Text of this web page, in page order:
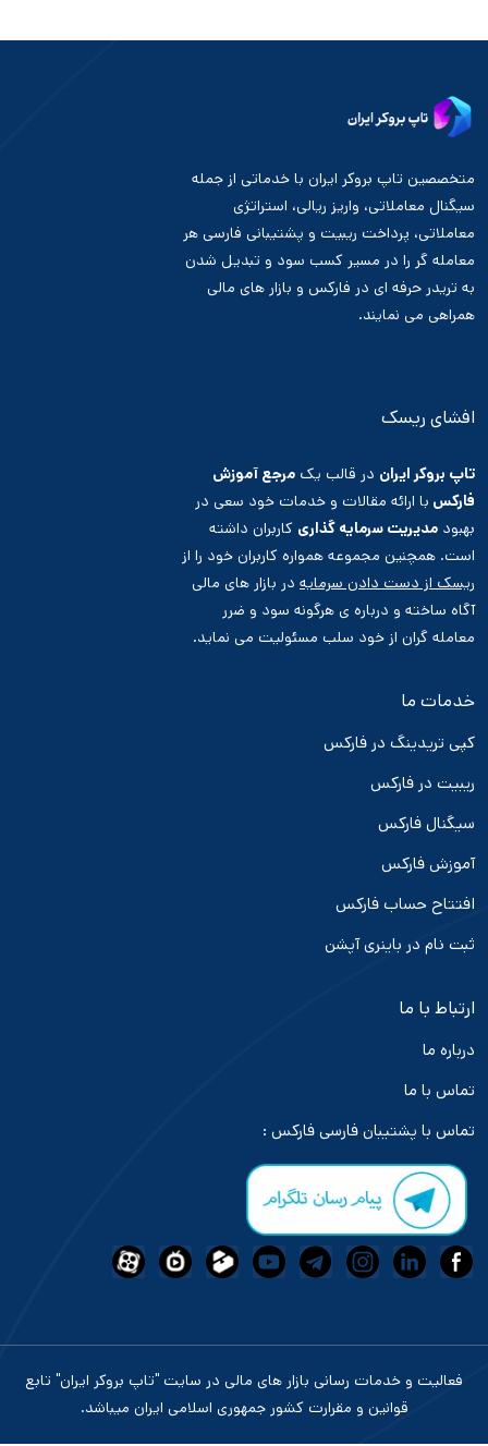
متخصصین تاپ بروکر ایران با خدماتی از جمله
سیگنال معاملاتی، واریز ریالی، استراتژی
معاملاتی، پرداخت ریبیت و پشتیبانی فارسی هر
معامله گر را در مسیر کسب سود و تبدیل شدن
به تریدر حرفه ای در فارکس و بازار های مالی
همراهی می نمایند.
افشای ریسک
تاپ بروکر ایران در قالب یک مرجع آموزش
فارکس با ارائه مقالات و خدمات خود سعی در
بهبود مدیریت سرمایه گذاری کاربران داشته
است. همچنین مجموعه همواره کاربران خود را از
ریسک از دست دادن سرمایه در بازار های مالی
آگاه ساخته و درباره ی هرگونه سود و ضرر
معامله گران از خود سلب مسئولیت می نماید.
خدمات ما
کپی تریدینگ در فارکس
ریبیت در فارکس
سیگنال فارکس
آموزش فارکس
افتتاح حساب فارکس
ثبت نام در باینری آپشن
ارتباط با ما
درباره ما
تماس با ما
تماس با پشتیبان فارسی فارکس :
فعالیت و خدمات رسانی بازار های مالی در سایت "تاپ بروکر ایران" تابع
قوانین و مقرارت کشور جمهوری اسلامی ایران میباشد.